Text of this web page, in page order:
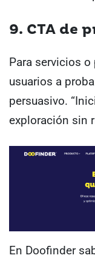
9. CTA de
Para servicios
usuarios a
persuasivo.
exploración sin
En Doofinder